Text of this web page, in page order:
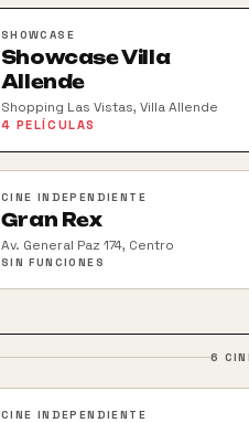
SHOWCASE
Showcase Villa
Allende
Shopping Las Vistas, Villa Allende
4 PELÍCULAS
CINE INDEPENDIENTE
Gran Rex
Av. General Paz 174, Centro
SIN FUNCIONES
6
CINE INDEPENDIENTE